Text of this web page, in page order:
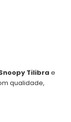
Tilibra e
qualidade,